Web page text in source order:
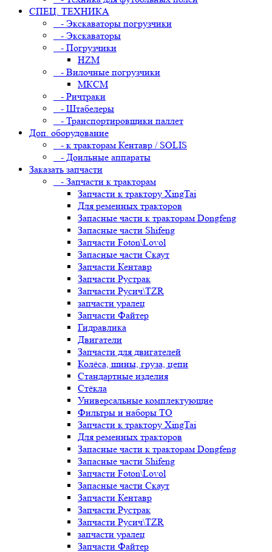
СПЕЦ. ТЕХНИКА
- Экскаваторы погрузчики
- Экскаваторы
- Погрузчики
HZM
- Вилочные погрузчики
МКСМ
- Ричтраки
- Штабелеры
- Транспортировщики паллет
Доп. оборудование
- к тракторам Кентавр / SOLIS
- Доильные аппараты
Заказать запчасти
- Запчасти к тракторам
Запчасти к трактору XingTai
Для ременных тракторов
Запасные части к тракторам Dongfeng
Запасные части Shifeng
Запчасти Foton\Lovol
Запасные части Скаут
Запчасти Кентавр
Запчасти Рустрак
Запчасти Русич\TZR
запчасти уралец
Запчасти Файтер
Гидравлика
Двигатели
Запчасти для двигателей
Колёса, шины, груза, цепи
Стандартные изделия
Стёкла
Универсальные комплектующие
Фильтры и наборы ТО
Запчасти к трактору XingTai
Для ременных тракторов
Запасные части к тракторам Dongfeng
Запасные части Shifeng
Запчасти Foton\Lovol
Запасные части Скаут
Запчасти Кентавр
Запчасти Рустрак
Запчасти Русич\TZR
запчасти уралец
Запчасти Файтер